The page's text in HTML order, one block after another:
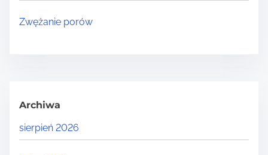
Zwężanie porów
Archiwa
sierpień 2026